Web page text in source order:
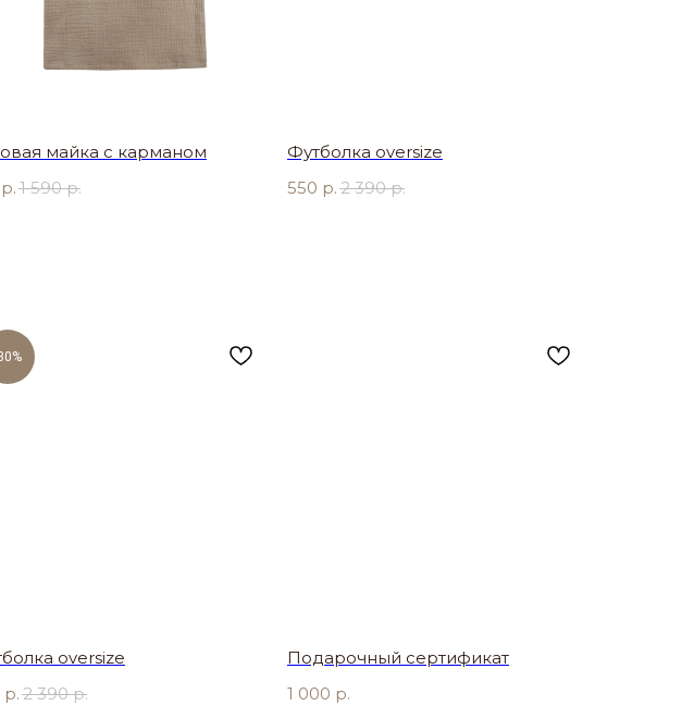
майка с карманом
р. 1 590 р.
Футболка oversize
550 р. 2 390 р.
oversize
р. 2 390 р.
Подарочный сертификат
1 000 р.